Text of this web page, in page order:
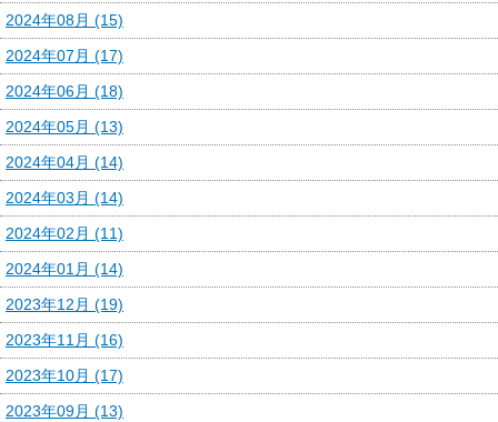
2024年08月 (15)
2024年07月 (17)
2024年06月 (18)
2024年05月 (13)
2024年04月 (14)
2024年03月 (14)
2024年02月 (11)
2024年01月 (14)
2023年12月 (19)
2023年11月 (16)
2023年10月 (17)
2023年09月 (13)